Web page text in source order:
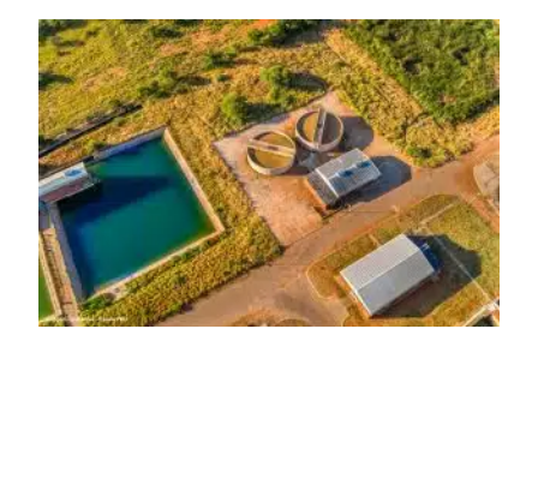
melhora as condições de saúde pública.